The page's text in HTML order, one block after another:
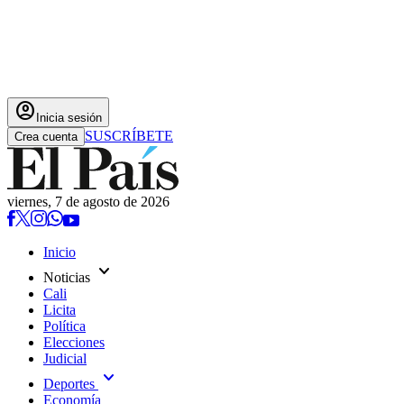
account_circle Inicia sesión
Crea cuenta SUSCRÍBETE
viernes, 7 de agosto de 2026
Inicio
Noticias expand_more
Cali
Licita
Política
Elecciones
Judicial
Deportes expand_more
Economía